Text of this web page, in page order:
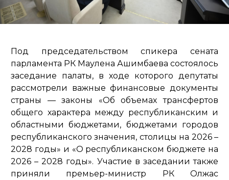
Под председательством спикера сената
парламента РК Маулена Ашимбаева состоялось
заседание палаты, в ходе которого депутаты
рассмотрели важные финансовые документы
страны — законы «Об объемах трансфертов
общего характера между республиканским и
областными бюджетами, бюджетами городов
республиканского значения, столицы на 2026 –
2028 годы» и «О республиканском бюджете на
2026 – 2028 годы». Участие в заседании также
приняли премьер-министр РК Олжас